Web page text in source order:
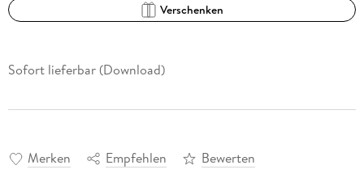
Verschenken
Sofort lieferbar (Download)
Merken Empfehlen Bewerten